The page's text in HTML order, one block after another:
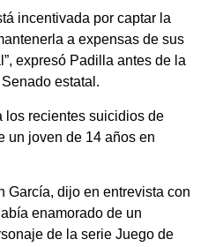
incentivada por captar la
a expensas de sus
expresó Padilla antes de la
estatal.
los recientes suicidios de
un joven de 14 años en
García, dijo en entrevista con
enamorado de un
de la serie Juego de